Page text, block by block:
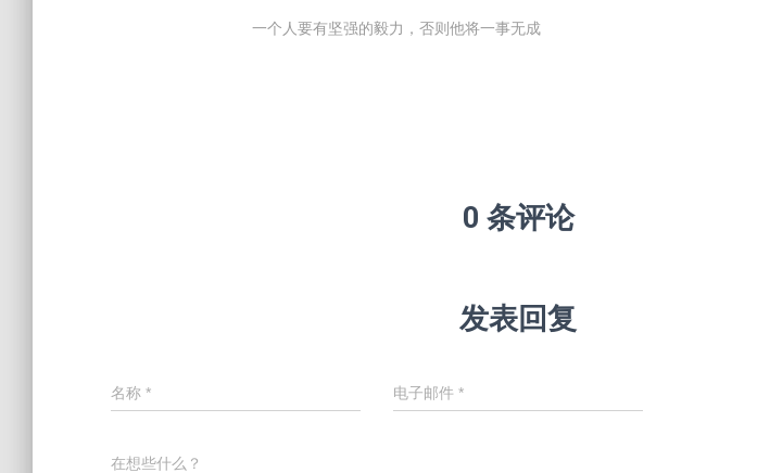
一个人要有坚强的毅力，否则他将一事无成
0 条评论
发表回复
名称 * 电子邮件 *
在想些什么？